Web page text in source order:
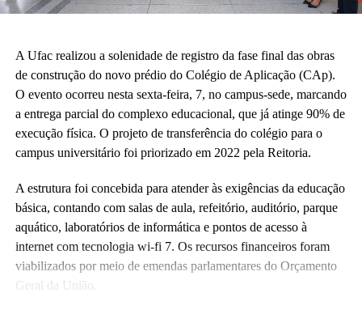
A Ufac realizou a solenidade de registro da fase final das obras
de construção do novo prédio do Colégio de Aplicação (CAp).
O evento ocorreu nesta sexta-feira, 7, no campus-sede, marcando
a entrega parcial do complexo educacional, que já atinge 90% de
execução física. O projeto de transferência do colégio para o
campus universitário foi priorizado em 2022 pela Reitoria.
A estrutura foi concebida para atender às exigências da educação
básica, contando com salas de aula, refeitório, auditório, parque
aquático, laboratórios de informática e pontos de acesso à
internet com tecnologia wi-fi 7. Os recursos financeiros foram
viabilizados por meio de emendas parlamentares do Orçamento
Geral da União.